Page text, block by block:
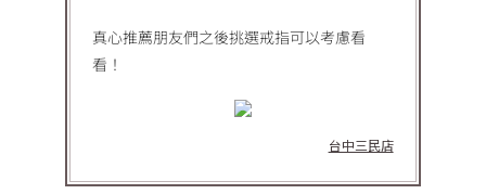
真心推薦朋友們之後挑選戒指可以考慮看
看！
台中三民店